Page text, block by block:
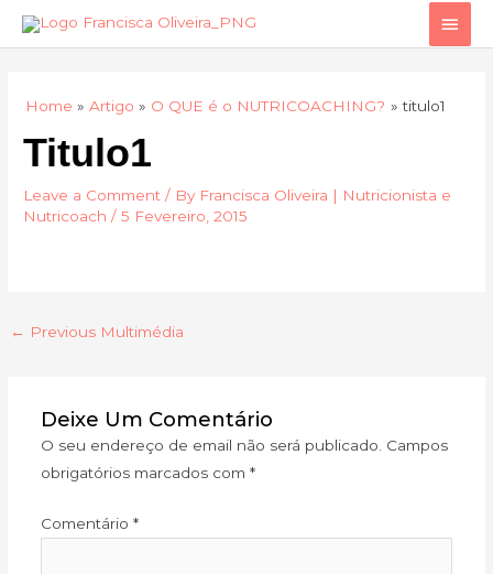
Skip
Main
Home Artigo O QUE é o NUTRICOACHING? titulo1
Titulo1
Leave a Comment / By Francisca Oliveira | Nutricionista e
Nutricoach/5 Fevereiro, 2015
← Previous Multimédia
Deixe Um Comentário
O seu endereço de email não será publicado. Campos
obrigatórios marcados com *
Comentário *